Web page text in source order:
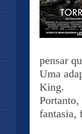
pensar
Uma
King.
fantasia,